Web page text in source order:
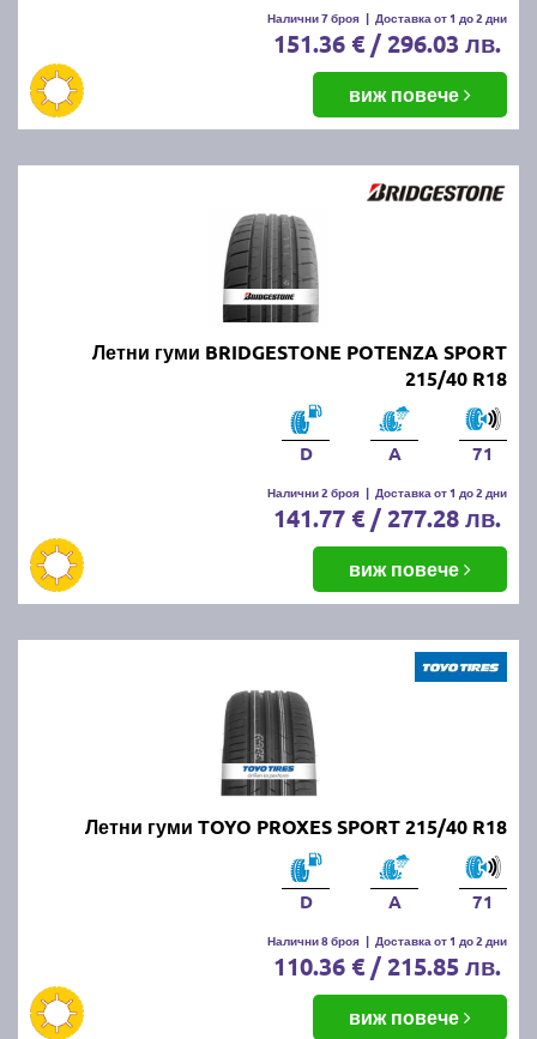
Налични 7 броя | Доставка от 1 до 2 дни
151.36 € / 296.03 лв.
виж повече
Летни гуми BRIDGESTONE POTENZA SPORT
215/40 R18
D A 71
Налични 2 броя | Доставка от 1 до 2 дни
141.77 € / 277.28 лв.
виж повече
Летни гуми TOYO PROXES SPORT 215/40 R18
D A 71
Налични 8 броя | Доставка от 1 до 2 дни
110.36 € / 215.85 лв.
виж повече